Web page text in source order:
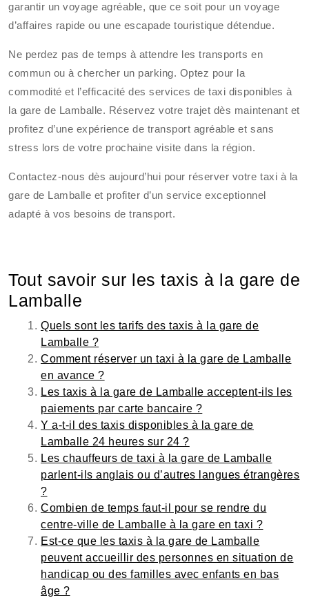
garantir un voyage agréable, que ce soit pour un voyage
d’affaires rapide ou une escapade touristique détendue.
Ne perdez pas de temps à attendre les transports en
commun ou à chercher un parking. Optez pour la
commodité et l’efficacité des services de taxi disponibles à
la gare de Lamballe. Réservez votre trajet dès maintenant et
profitez d’une expérience de transport agréable et sans
stress lors de votre prochaine visite dans la région.
Contactez-nous dès aujourd’hui pour réserver votre taxi à la
gare de Lamballe et profiter d’un service exceptionnel
adapté à vos besoins de transport.
Tout savoir sur les taxis à la gare de
Lamballe
Quels sont les tarifs des taxis à la gare de
Lamballe ?
Comment réserver un taxi à la gare de Lamballe
en avance ?
Les taxis à la gare de Lamballe acceptent-ils les
paiements par carte bancaire ?
Y a-t-il des taxis disponibles à la gare de
Lamballe 24 heures sur 24 ?
Les chauffeurs de taxi à la gare de Lamballe
parlent-ils anglais ou d’autres langues étrangères
?
Combien de temps faut-il pour se rendre du
centre-ville de Lamballe à la gare en taxi ?
Est-ce que les taxis à la gare de Lamballe
peuvent accueillir des personnes en situation de
handicap ou des familles avec enfants en bas
âge ?